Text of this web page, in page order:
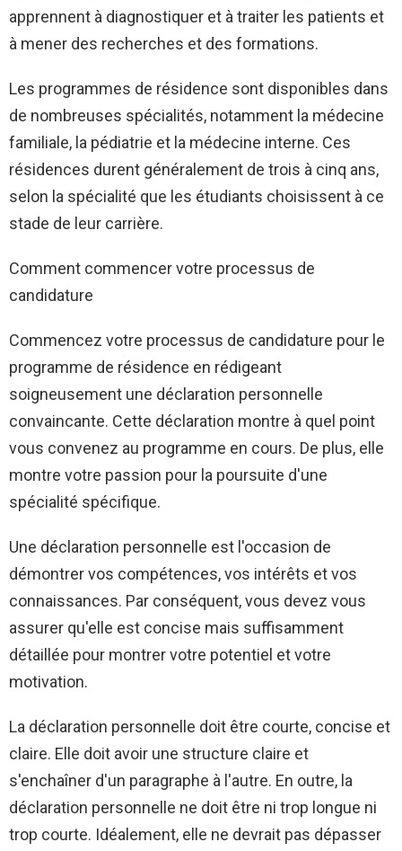
apprennent à diagnostiquer et à traiter les patients et
à mener des recherches et des formations.
Les programmes de résidence sont disponibles dans
de nombreuses spécialités, notamment la médecine
familiale, la pédiatrie et la médecine interne. Ces
résidences durent généralement de trois à cinq ans,
selon la spécialité que les étudiants choisissent à ce
stade de leur carrière.
Comment commencer votre processus de
candidature
Commencez votre processus de candidature pour le
programme de résidence en rédigeant
soigneusement une déclaration personnelle
convaincante. Cette déclaration montre à quel point
vous convenez au programme en cours. De plus, elle
montre votre passion pour la poursuite d'une
spécialité spécifique.
Une déclaration personnelle est l'occasion de
démontrer vos compétences, vos intérêts et vos
connaissances. Par conséquent, vous devez vous
assurer qu'elle est concise mais suffisamment
détaillée pour montrer votre potentiel et votre
motivation.
La déclaration personnelle doit être courte, concise et
claire. Elle doit avoir une structure claire et
s'enchaîner d'un paragraphe à l'autre. En outre, la
déclaration personnelle ne doit être ni trop longue ni
trop courte. Idéalement, elle ne devrait pas dépasser